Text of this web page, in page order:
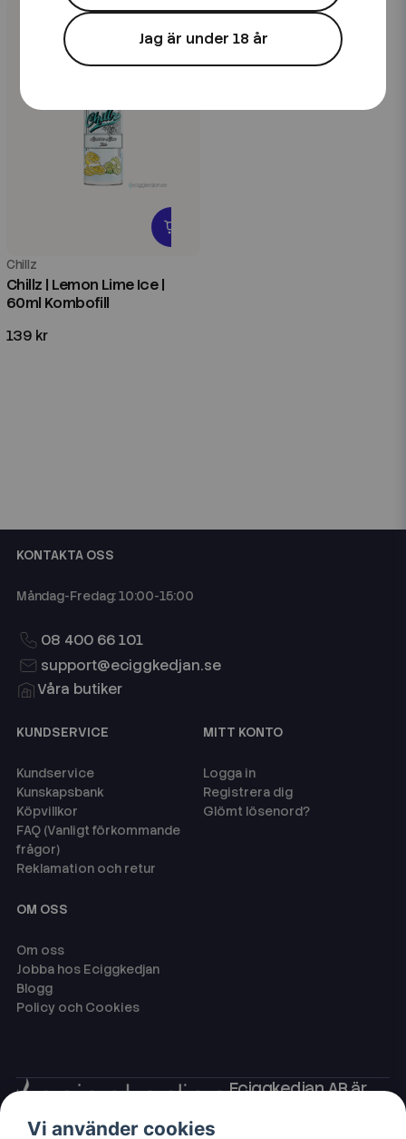
Chillz
Chillz | Lemon Lime Ice |
60ml Kombofill
139 kr
Jag är under 18 år
KONTAKTA OSS
Måndag-Fredag: 10:00-15:00
08 400 66 101
support@eciggkedjan.se
Våra butiker
KUNDSERVICE
Kundservice
Kunskapsbank
Köpvillkor
FAQ (Vanligt förkommande
frågor)
Reklamation och retur
MITT KONTO
Logga in
Registrera dig
Glömt lösenord?
OM OSS
Om oss
Jobba hos Eciggkedjan
Blogg
Policy och Cookies
Eciggkedjan AB är
Vi använder cookies